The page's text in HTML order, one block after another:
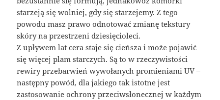
starzeją się wolniej, gdy się starzejemy. Z tego
powodu masz prawo odnotować zmianę tekstury
skóry na przestrzeni dziesięcioleci.
Z upływem lat cera staje się cieńsza i może pojawić
się więcej plam starczych. Są to w rzeczywistości
rewiry przebarwień wywołanych promieniami UV –
następny powód, dla jakiego tak istotne jest
zastosowanie ochrony przeciwsłonecznej w każdym